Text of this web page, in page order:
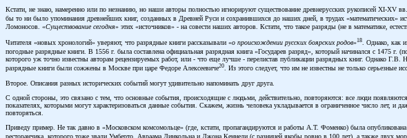
Кстати, не знаю, намеренно или по незнанию, но наши авторы полностью игнорируют существование древнерусских рукописей XI-XV
бы то ни было упоминания древнейших книг, созданных в Древней Руси и сохранившихся до наших дней, в трудах «математических»
Ломоносов. «Существование сегодня» этих «источников» - на совести наших авторов. Кстати, что такое разряды (не в математике,
Читателя «новых хронологий» уверяют, что разрядные книги рассказывали «о происхождении русских боярских родов»18
. Однако, как
погодные разрядные книги. В 1556 г. была составлена официальная разрядная книга «Государев разряд», который начинался с
которого уж точно известны авторам рецензируемых работ, или - что еще лучше - перелистав публикации разрядных книг. Однако
разрядные книги были сожжены в Москве при царе Федоре Алексеевиче20. Из этого следует, что им не известны не только серьезные
Второе. Описания разных исторических событий могут удивительно напоминать друг друга.
С одной стороны, это связано с тем, что основные события, происходящие с людьми, действительно, повторяются: все люди
показателях, которыми могут характеризоваться данные события. Скажем, жизнь человека укладывается в ограниченное число лет, и
повторяться.
Приведу пример. Не так давно в «Московском комсомольце» (где, кстати, пропагандируются и работы А.Т. Фоменко) была
ресторанчика, которого тоже звали Умберто, Авраама Линкольна и Джона Кеннеди (с разницей якобы ровно в 100 лет), а также двух